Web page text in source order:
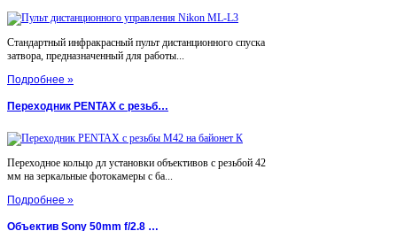
Стандартный инфракрасный пульт дистанционного спуска
затвора, предназначенный для работы...
Подробнее »
Переходник PENTAX с резьб…
Переходное кольцо дл установки объективов с резьбой 42
мм на зеркальные фотокамеры с ба...
Подробнее »
Объектив Sony 50mm f/2.8 …